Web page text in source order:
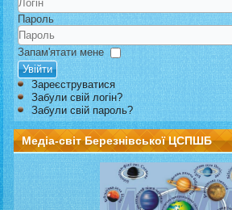
Пароль
Запам'ятати мене
Увійти
Зареєструватися
Забули свій логін?
Забули свій пароль?
Медіа-світ Березнівської ЦСПШБ